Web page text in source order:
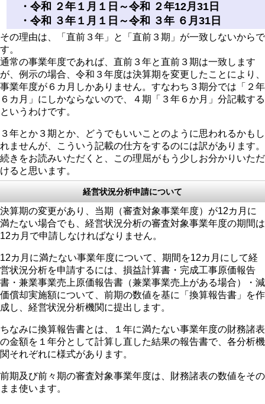
・令和 ２年１月１日～令和 ２年12月31日
・令和 ３年１月１日～令和 ３年 ６月31日
その理由は、「直前３年」と「直前３期」が一致しないからで
す。
通常の事業年度であれば、直前３年と直前３期は一致します
が、例示の場合、令和３年度は決算期を変更したことにより、
事業年度が６カ月しかありません。すなわち３期分では「２年
６カ月」にしかならないので、４期「３年６か月」分記載する
というわけです。
３年とか３期とか、どうでもいいことのように思われるかもし
れませんが、こういう記載の仕方をするのには訳があります。
続きをお読みいただくと、この理屈がもう少しお分かりいただ
けると思います。
経営状況分析申請について
決算期の変更があり、当期（審査対象事業年度）が12カ月に
満たない場合でも、経営状況分析の審査対象事業年度の期間は
12カ月で申請しなければなりません。
12カ月に満たない事業年度について、期間を12カ月にして経
営状況分析を申請するには、損益計算書・完成工事原価報告
書・兼業事業売上原価報告書（兼業事業売上がある場合）・減
価償却実施額について、前期の数値を基に「換算報告書」を作
成し、経営状況分析機関に提出します。
ちなみに換算報告書とは、１年に満たない事業年度の財務諸表
の金額を１年分として計算し直した結果の報告書で、各分析機
関それぞれに様式があります。
前期及び前々期の審査対象事業年度は、財務諸表の数値をその
まま使います。